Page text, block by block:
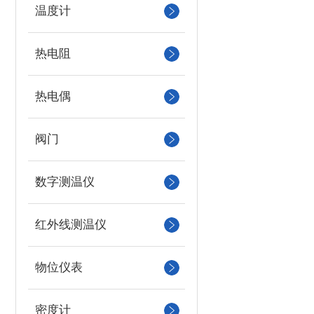
温度计
热电阻
热电偶
阀门
数字测温仪
红外线测温仪
物位仪表
密度计